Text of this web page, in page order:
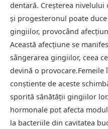
dentară. Creșterea
și progesteronul poate
gingiilor, provocând
Această afecțiune se
sângerarea gingiilor, ceea
devină o
conștiente de aceste
sporită sănătății gingiilor
hormonale pot afecta
la bacteriile din cavitatea